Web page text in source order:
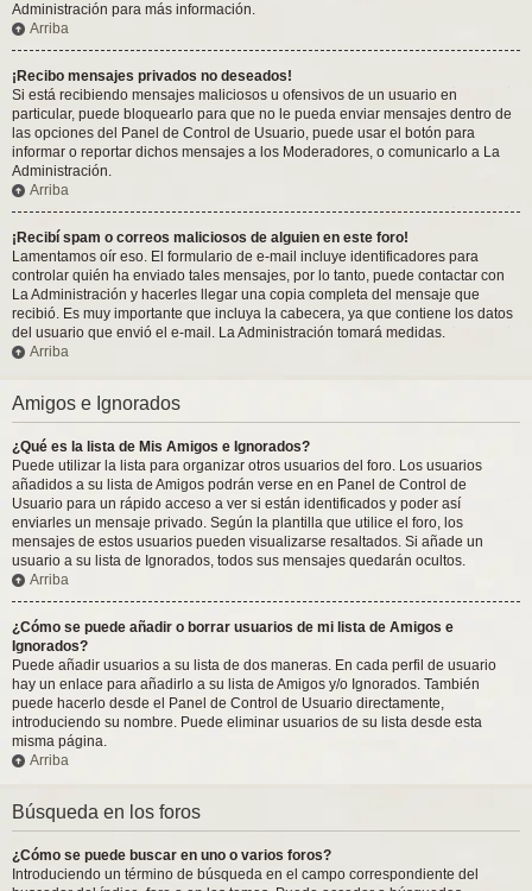
Administración para más información.
Arriba
¡Recibo mensajes privados no deseados!
Si está recibiendo mensajes maliciosos u ofensivos de un usuario en
particular, puede bloquearlo para que no le pueda enviar mensajes dentro de
las opciones del Panel de Control de Usuario, puede usar el botón para
informar o reportar dichos mensajes a los Moderadores, o comunicarlo a La
Administración.
Arriba
¡Recibí spam o correos maliciosos de alguien en este foro!
Lamentamos oír eso. El formulario de e-mail incluye identificadores para
controlar quién ha enviado tales mensajes, por lo tanto, puede contactar con
La Administración y hacerles llegar una copia completa del mensaje que
recibió. Es muy importante que incluya la cabecera, ya que contiene los datos
del usuario que envió el e-mail. La Administración tomará medidas.
Arriba
Amigos e Ignorados
¿Qué es la lista de Mis Amigos e Ignorados?
Puede utilizar la lista para organizar otros usuarios del foro. Los usuarios
añadidos a su lista de Amigos podrán verse en en Panel de Control de
Usuario para un rápido acceso a ver si están identificados y poder así
enviarles un mensaje privado. Según la plantilla que utilice el foro, los
mensajes de estos usuarios pueden visualizarse resaltados. Si añade un
usuario a su lista de Ignorados, todos sus mensajes quedarán ocultos.
Arriba
¿Cómo se puede añadir o borrar usuarios de mi lista de Amigos e
Ignorados?
Puede añadir usuarios a su lista de dos maneras. En cada perfil de usuario
hay un enlace para añadirlo a su lista de Amigos y/o Ignorados. También
puede hacerlo desde el Panel de Control de Usuario directamente,
introduciendo su nombre. Puede eliminar usuarios de su lista desde esta
misma página.
Arriba
Búsqueda en los foros
¿Cómo se puede buscar en uno o varios foros?
Introduciendo un término de búsqueda en el campo correspondiente del